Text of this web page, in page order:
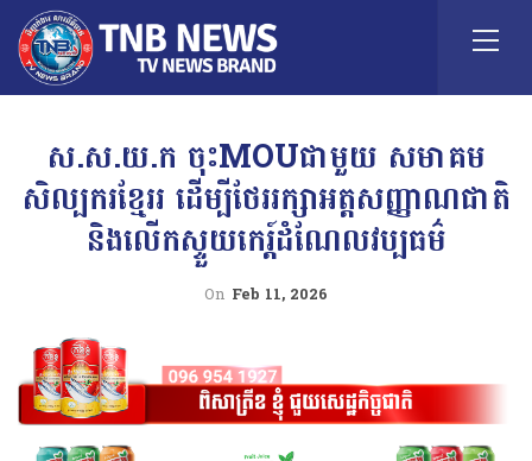
ស.ស.យ.ក ចុះMOUជាមួយ សមាគម
សិល្បករខ្មែររ ដើម្បីថែររក្សាអត្តសញ្ញាណជាតិ
និងលើកស្ទួយកេរ្ត៍ដំណែលវប្បធម៌
On Feb 11, 2026